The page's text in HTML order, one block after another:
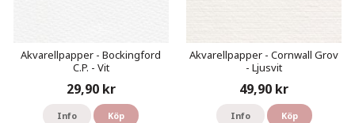
Akvarellpapper - Bockingford
C.P. - Vit
29,90 kr
Info Köp
Akvarellpapper - Cornwall Grov
- Ljusvit
49,90 kr
Info Köp